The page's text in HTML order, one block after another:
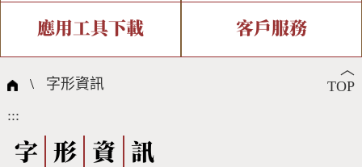
中文碼介紹 專有名詞介紹
國際字碼相關組織
複合查詢 注音查詢
筆畫查詢
筆順序查詢
新字申請處理流程
字形即時顯示 造字解決方案
全字庫授權 轉碼Web Service
應用工具下載
個人電腦造字處理工具
字形下載
客戶服務
問題集
熱門查詢統計
︿
TOP
\ 字形資訊
:::
字 形 資
訊